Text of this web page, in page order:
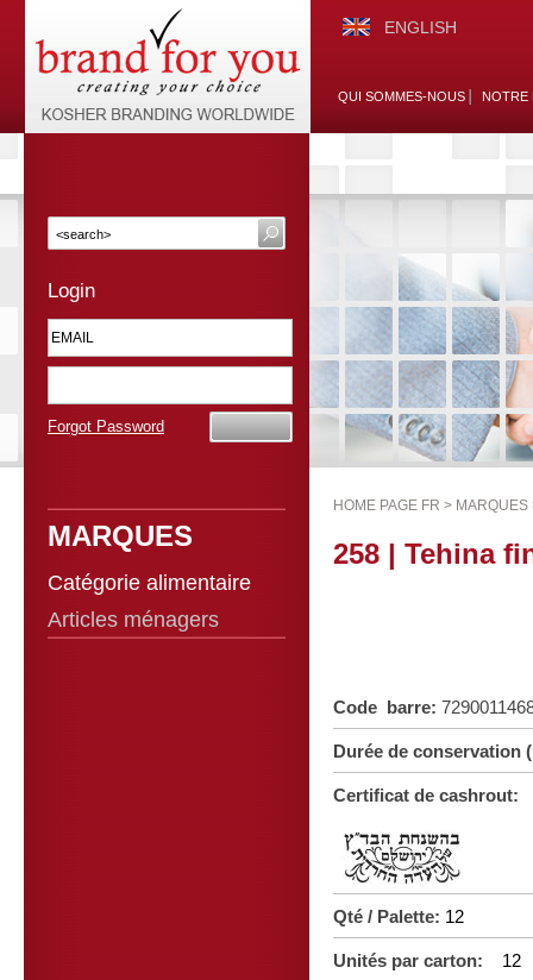
ENGLISH
QUI SOMMES-NOUS NOTRE
Login
Forgot Password
MARQUES
Catégorie alimentaire
Articles ménagers
HOME PAGE FR > MARQUES
258 | Tehina
Code barre:
Durée de
Certificat de cashrout:
Qté / Palette: 12
Unités par carton: 12